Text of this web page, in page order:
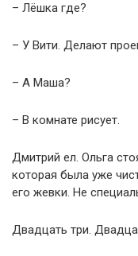
– Лёшка где?
– У Вити. Делают
– А Маша?
– В комнате рисует.
Дмитрий ел. Ольга
которая была уже
его жевки. Не
Двадцать три.